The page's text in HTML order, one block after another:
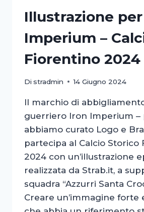
Illustrazione
Imperium –
Fiorentino 2024
Di stradmin 14 Giugno 2024
Il marchio di
guerriero Iron Imperium –
abbiamo curato Logo e
partecipa al Calcio Storico
2024 con un’illustrazione
realizzata da Strab.it, a
squadra “Azzurri Santa
Creare un’immagine forte